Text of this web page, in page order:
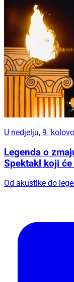
U nedjelju, 9.
Legenda o
Spektakl koji
Od akustike do